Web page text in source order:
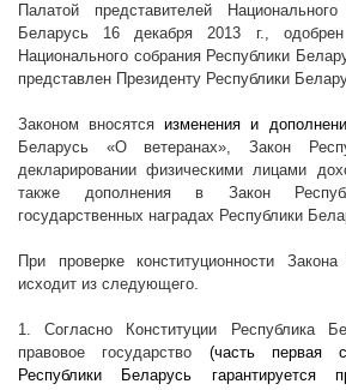
Палатой представителей
Беларусь 16 декабря2013 г.,
Национального собрания Республики
представлен Президенту Республики
Законом вносятсяизменения и
Беларусь «О ветеранах», Закон
декларировании физическими лицами
также дополнения в Закон
государственных наградах Республики
При проверке конституционности
исходит из следующего.
1. Согласно Конституции Республика
правовое государство (часть первая
Республики Беларусь гарантируется